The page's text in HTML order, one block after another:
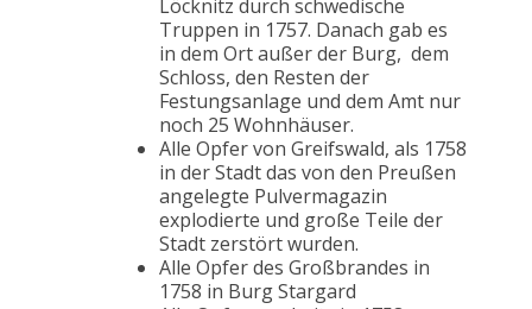
Löcknitz durch schwedische
Truppen in 1757. Danach gab es
in dem Ort außer der Burg, dem
Schloss, den Resten der
Festungsanlage und dem Amt nur
noch 25 Wohnhäuser.
Alle Opfer von Greifswald, als 1758
in der Stadt das von den Preußen
angelegte Pulvermagazin
explodierte und große Teile der
Stadt zerstört wurden.
Alle Opfer des Großbrandes in
1758 in Burg Stargard